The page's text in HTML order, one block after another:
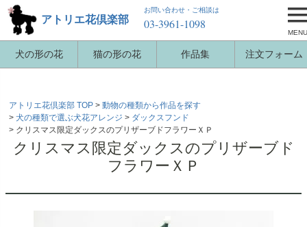
犬の形の花 猫の形の花 作品集 注文フォーム
アトリエ花倶楽部
お問い合わせ・ご相談は
03-3961-1098
MENU
アトリエ花倶楽部 TOP
動物の種類から作品を探す
犬の種類で選ぶ犬花アレンジ
ダックスフンド
クリスマス限定ダックスのプリザーブドフラワーＸＰ
クリスマス限定ダックスのプリザーブド
フラワーＸＰ